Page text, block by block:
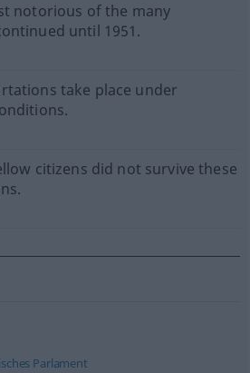
notorious of the many
until 1951.
take place under
citizens did not survive these
Parlament